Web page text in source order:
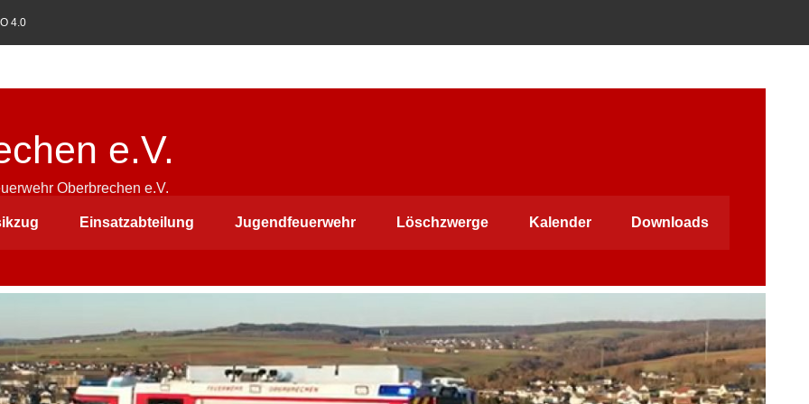
4.0
e.V.
Oberbrechen e.V.
Einsatzabteilung Jugendfeuerwehr Löschzwerge Kalender Downloads